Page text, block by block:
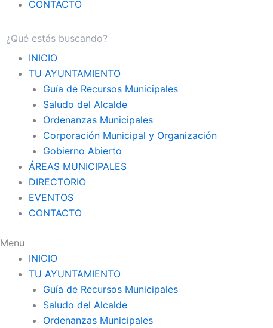
CONTACTO
INICIO
TU AYUNTAMIENTO
Guía de Recursos Municipales
Saludo del Alcalde
Ordenanzas Municipales
Corporación Municipal y Organización
Gobierno Abierto
ÁREAS MUNICIPALES
DIRECTORIO
EVENTOS
CONTACTO
Menu
INICIO
TU AYUNTAMIENTO
Guía de Recursos Municipales
Saludo del Alcalde
Ordenanzas Municipales